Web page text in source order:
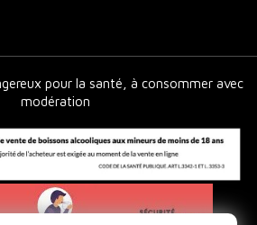
pour la santé, à consommer avec
modération